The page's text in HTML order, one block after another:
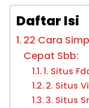
Daftar Isi
22 Cara
Cepat Sbb:
1. Situs
2. Situs
3. Situs